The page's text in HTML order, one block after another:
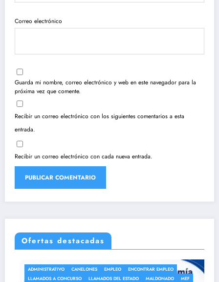
Correo electrónico
Guarda mi nombre, correo electrónico y web en este navegador para la
próxima vez que comente.
Recibir un correo electrónico con los siguientes comentarios a esta
entrada.
Recibir un correo electrónico con cada nueva entrada.
Ofertas destacadas
ADMINISTRATIVO CANELONES EMPLEO
ENCONTRAR EMPLEO
LLAMADOS A CONCURSO
LLAMADOS DEL ESTADO MALDONADO
MEF